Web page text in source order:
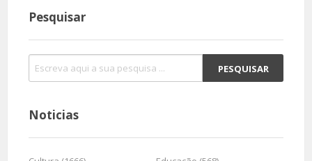
Pesquisar
Noticias